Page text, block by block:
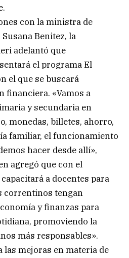
con la ministra de
Benitez, la
adelantó que
el programa El
el que se buscará
financiera. «Vamos a
y secundaria en
monedas, billetes, ahorro,
familiar, el funcionamiento
hacer desde allí»,
agregó que con el
a docentes para
correntinos tengan
y finanzas para
promoviendo la
más responsables».
mejoras en materia de